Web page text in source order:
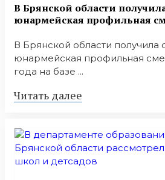
В Брянской области
юнармейская профильная
В Брянской области получила
юнармейская профильная
года на базе ...
Читать далее